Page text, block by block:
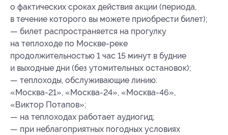
о фактических сроках действия акции (периода,
в течение которого вы можете приобрести билет);
— билет распространяется на прогулку
на теплоходе по Москве-реке
продолжительностью 1 час 15 минут в будние
и выходные дни (без утомительных остановок);
— теплоходы, обслуживающие линию:
«Москва-21», «Москва-24», «Москва-46»,
«Виктор Потапов»;
— на теплоходах работает аудиогид;
— при неблагоприятных погодных условиях